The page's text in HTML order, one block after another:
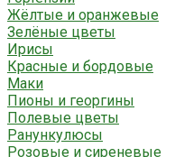
Жёлтые и оранжевые
Зелёные цветы
Ирисы
Красные и бордовые
Маки
Пионы и георгины
Полевые цветы
Ранункулюсы
Розовые и сиреневые